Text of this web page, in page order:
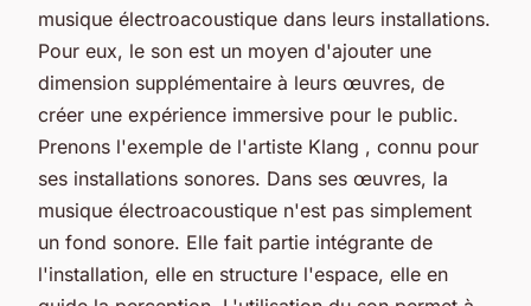
musique électroacoustique dans leurs installations.
Pour eux, le son est un moyen d'ajouter une
dimension supplémentaire à leurs œuvres, de
créer une expérience immersive pour le public.
Prenons l'exemple de l'artiste Klang , connu pour
ses installations sonores. Dans ses œuvres, la
musique électroacoustique n'est pas simplement
un fond sonore. Elle fait partie intégrante de
l'installation, elle en structure l'espace, elle en